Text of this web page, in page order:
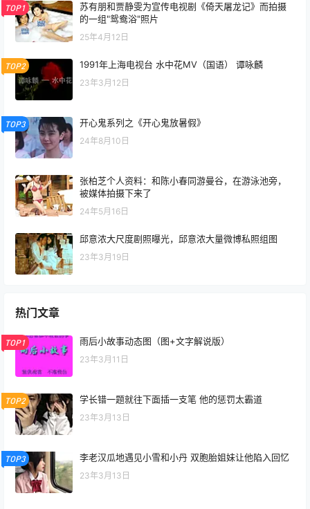
TOP1
苏有朋和贾静雯为宣传电视剧《倚天屠龙记》而拍摄
的一组"鸳鸯浴"照片
25年4月12日
TOP2 1991年上海电视台 水中花MV（国语） 谭咏麟
23年3月12日
TOP3 开心鬼系列之《开心鬼放暑假》
24年8月10日
张柏芝个人资料：和陈小春同游曼谷，在游泳池旁，
被媒体拍摄下来了
24年5月16日
邱意浓大尺度剧照曝光，邱意浓大量微博私照组图
23年3月19日
热门文章
TOP1 雨后小故事动态图（图+文字解说版）
23年3月11日
TOP2 学长错一题就往下面插一支笔 他的惩罚太霸道
23年3月13日
TOP3 李老汉瓜地遇见小雪和小丹 双胞胎姐妹让他陷入回忆
23年3月13日